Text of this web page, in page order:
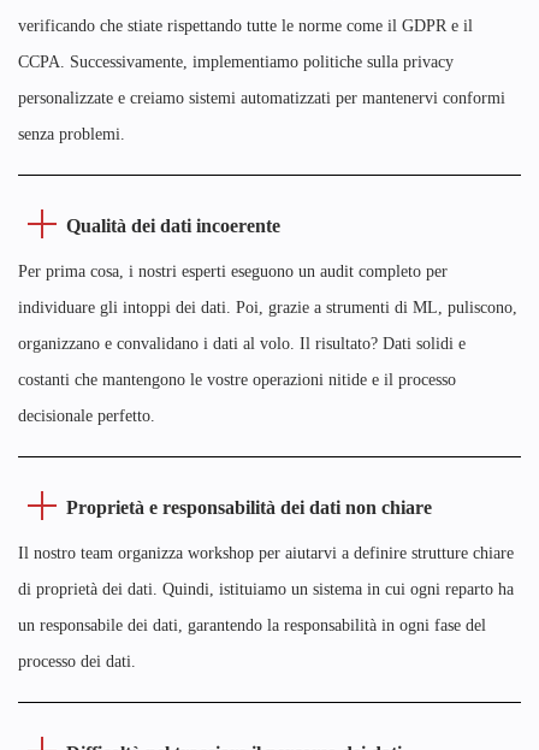
verificando che stiate rispettando tutte le norme come il GDPR e il
CCPA. Successivamente, implementiamo politiche sulla privacy
personalizzate e creiamo sistemi automatizzati per mantenervi conformi
senza problemi.
Qualità dei dati incoerente
Per prima cosa, i nostri esperti eseguono un audit completo per
individuare gli intoppi dei dati. Poi, grazie a strumenti di ML, puliscono,
organizzano e convalidano i dati al volo. Il risultato? Dati solidi e
costanti che mantengono le vostre operazioni nitide e il processo
decisionale perfetto.
Proprietà e responsabilità dei dati non chiare
Il nostro team organizza workshop per aiutarvi a definire strutture chiare
di proprietà dei dati. Quindi, istituiamo un sistema in cui ogni reparto ha
un responsabile dei dati, garantendo la responsabilità in ogni fase del
processo dei dati.